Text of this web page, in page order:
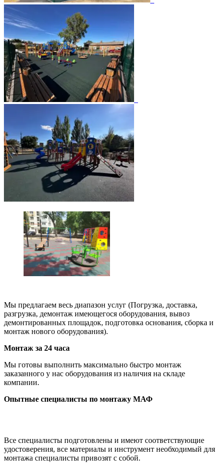
Мы предлагаем весь диапазон услуг (Погрузка, доставка,
разгрузка, демонтаж имеющегося оборудования, вывоз
демонтированных площадок, подготовка основания, сборка и
монтаж нового оборудования).
Монтаж за 24 часа
Мы готовы выполнить максимально быстро монтаж
заказанного у нас оборудования из наличия на складе
компании.
Опытные специалисты по монтажу МАФ
Все специалисты подготовлены и имеют соответствующие
удостоверения, все материалы и инструмент необходимый для
монтажа специалисты привозят с собой.